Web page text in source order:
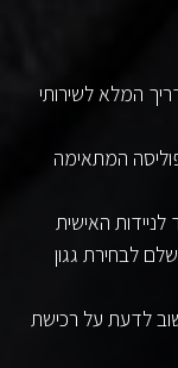
המלא לשירותי
המתאימה
לניידות האישית
לבחירת גגון
לדעת על רכישת